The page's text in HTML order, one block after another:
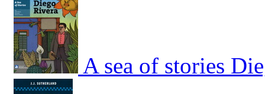
A sea of stories